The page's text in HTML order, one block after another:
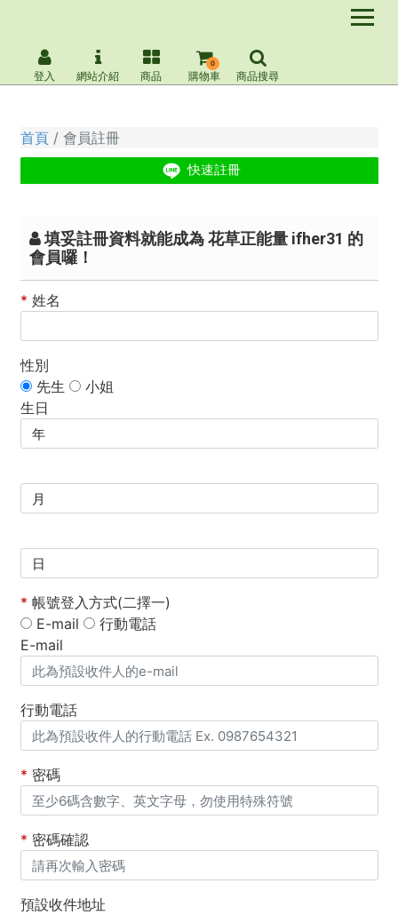
登入 網站介紹 商品 購物車
0
商品搜尋
首頁 會員註冊
填妥註冊資料就能成為 花草正能量 ifher31 的
會員囉！
* 姓名
性別
先生
小姐
生日
* 帳號登入方式(二擇一)
E-mail
行動電話
E-mail
行動電話
* 密碼
* 密碼確認
預設收件地址